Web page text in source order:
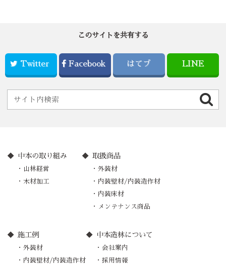
このサイトを共有する
Twitter Facebook はてブ LINE
中本の取り組み
山林経営
木材加工
取扱商品
外装材
内装壁材/内装造作材
内装床材
メンテナンス商品
施工例
外装材
内装壁材/内装造作材
中本造林について
会社案内
採用情報